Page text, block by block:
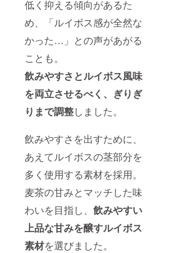
低く抑える傾向があるた
め、「ルイボス感が全然な
かった…」との声があがる
ことも。
飲みやすさとルイボス風味
を両立させるべく、ぎりぎ
りまで調整しました。
飲みやすさを出すために、
あえてルイボスの茎部分を
多く使用する素材を採用。
麦茶の甘みとマッチした味
わいを目指し、 飲みやすい
上品な甘みを醸すルイボス
素材を選びました。